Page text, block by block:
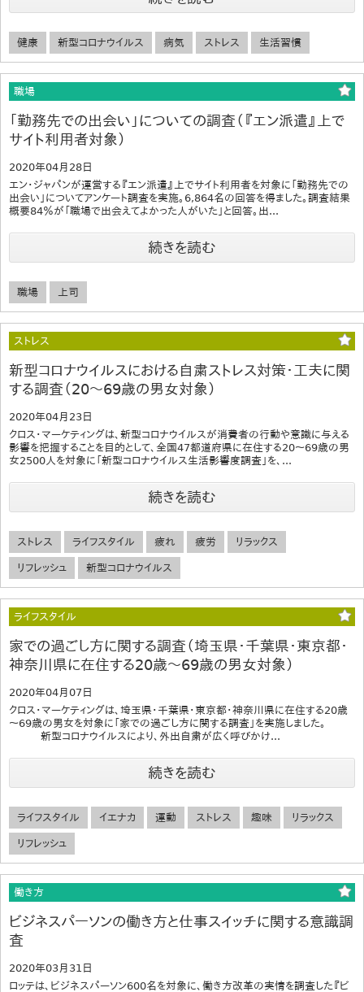
健康 新型コロナウイルス 病気 ストレス 生活習慣
職場
「勤務先での出会い」についての調査（『エン派遣』上で
サイト利用者対象）
2020年04月28日
エン・ジャパンが運営する『エン派遣』上でサイト利用者を対象に「勤務先での
出会い」についてアンケート調査を実施。6,864名の回答を得ました。調査結果
概要84％が「職場で出会えてよかった人がいた」と回答。出...
続きを読む
職場 上司
ストレス
新型コロナウイルスにおける自粛ストレス対策・工夫に関
する調査（20～69歳の男女対象）
2020年04月23日
クロス・マーケティングは、新型コロナウイルスが消費者の行動や意識に与える
影響を把握することを目的として、全国47都道府県に在住する20～69歳の男
女2500人を対象に「新型コロナウイルス生活影響度調査」を、...
続きを読む
ストレス ライフスタイル 疲れ 疲労 リラックス
リフレッシュ 新型コロナウイルス
ライフスタイル
家での過ごし方に関する調査（埼玉県・千葉県・東京都・
神奈川県に在住する20歳～69歳の男女対象）
2020年04月07日
クロス・マーケティングは、埼玉県・千葉県・東京都・神奈川県に在住する20歳
～69歳の男女を対象に「家での過ごし方に関する調査」を実施しました。
新型コロナウイルスにより、外出自粛が広く呼びかけ...
続きを読む
ライフスタイル イエナカ 運動 ストレス 趣味 リラックス
リフレッシュ
働き方
ビジネスパーソンの働き方と仕事スイッチに関する意識調
査
2020年03月31日
ロッテは、ビジネスパーソン600名を対象に、働き方改革の実情を調査した『ビ